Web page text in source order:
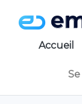
Accueil